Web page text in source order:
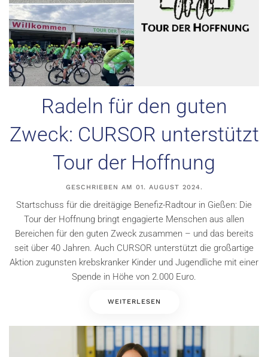
Radeln für den guten
Zweck: CURSOR unterstützt
Tour der Hoffnung
GESCHRIEBEN AM 01. AUGUST 2024.
Startschuss für die dreitägige Benefiz-Radtour in Gießen: Die
Tour der Hoffnung bringt engagierte Menschen aus allen
Bereichen für den guten Zweck zusammen – und das bereits
seit über 40 Jahren. Auch CURSOR unterstützt die großartige
Aktion zugunsten krebskranker Kinder und Jugendliche mit einer
Spende in Höhe von 2.000 Euro.
WEITERLESEN